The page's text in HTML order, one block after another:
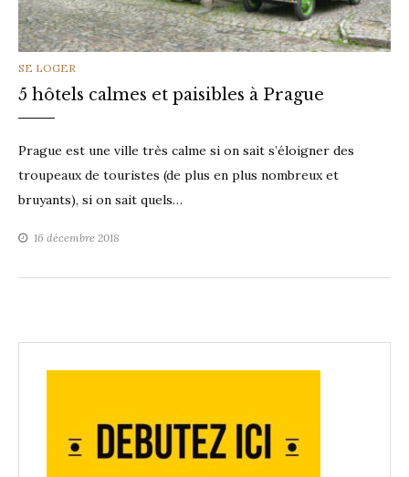
CATEGORIES
SE LOGER
5 hôtels calmes et paisibles à Prague
Prague est une ville très calme si on sait s’éloigner des
troupeaux de touristes (de plus en plus nombreux et
bruyants), si on sait quels…
16 décembre 2018